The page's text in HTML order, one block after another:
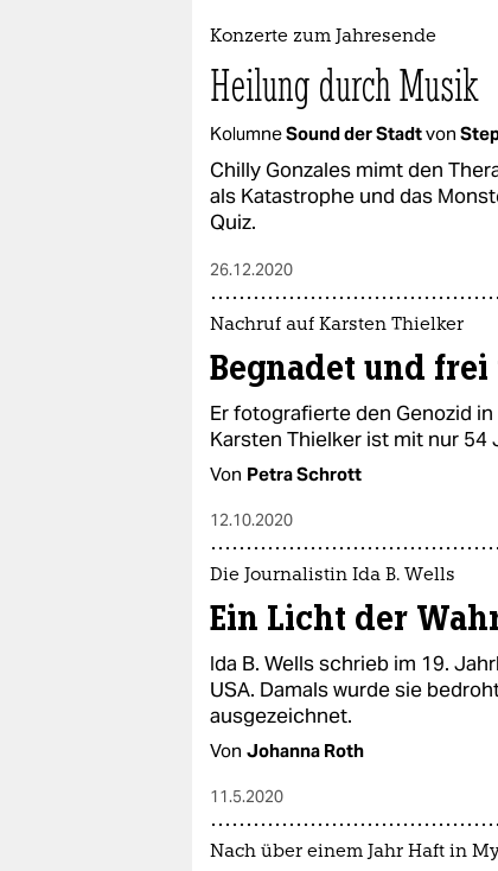
Konzerte zum Jahresende
Heilung durch Musik
KolumneSound der Stadtvon
Chilly Gonzales mimt den
als Katastrophe und das
Quiz.
26.12.2020
Nachruf auf Karsten Thielker
Begnadet und
Er fotografierte den Genozid
Karsten Thielker ist mit nur 54
Von Petra Schrott
12.10.2020
Die Journalistin Ida B. Wells
Ein Licht der
Ida B. Wells schrieb im 19.
USA. Damals wurde sie
ausgezeichnet.
Von Johanna Roth
11.5.2020
Nach über einem Jahr Haft in